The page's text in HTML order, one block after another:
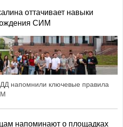
оттачивает навыки
СИМ
напомнили ключевые правила
напоминают о площадках